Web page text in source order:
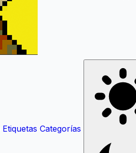
Etiquetas Categorías